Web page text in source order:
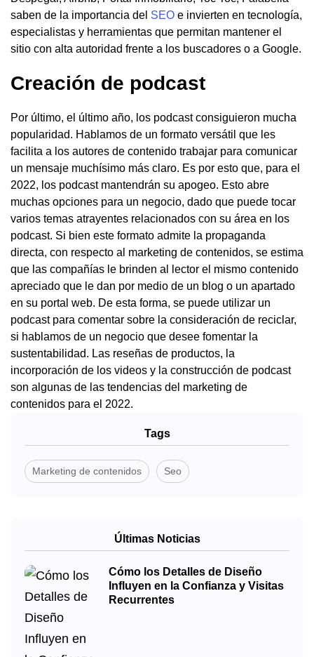
saben de la importancia del SEO e invierten en tecnología,
especialistas y herramientas que permitan mantener el
sitio con alta autoridad frente a los buscadores o a Google.
Creación de podcast
Por último, el último año, los podcast consiguieron mucha
popularidad. Hablamos de un formato versátil que les
facilita a los autores de contenido trabajar para comunicar
un mensaje muchísimo más claro. Es por esto que, para el
2022, los podcast mantendrán su apogeo. Esto abre
muchas opciones para un negocio, dado que puede tocar
varios temas atrayentes relacionados con su área en los
podcast. Si bien este formato admite la propaganda
directa, con respecto al marketing de contenidos, se estima
que las compañías le brinden al lector el mismo contenido
apreciado que le dan por medio de un blog o un apartado
en su portal web. De esta forma, se puede utilizar un
podcast para comentar sobre la consideración de reciclar,
si hablamos de un negocio que desee fomentar la
sustentabilidad. Las reseñas de productos, la
incorporación de los videos y la construcción de podcast
son algunas de las tendencias del marketing de
contenidos para el 2022.
Tags
Marketing de contenidos Seo
Últimas Noticias
Cómo los Detalles de Diseño
Influyen en la Confianza y Visitas
Recurrentes